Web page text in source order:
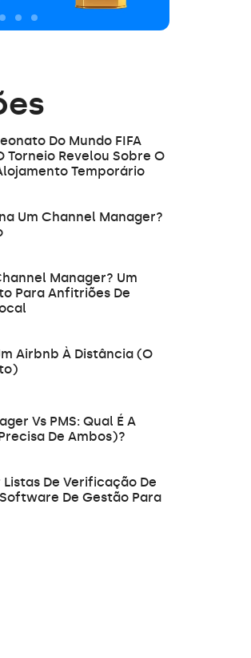
Do Mundo FIFA
Torneio Revelou Sobre O
Temporário
Um Channel Manager?
Manager? Um
Para Anfitriões De
Airbnb À Distância (O
Vs PMS: Qual É A
De Ambos)?
De Verificação De
De Gestão Para